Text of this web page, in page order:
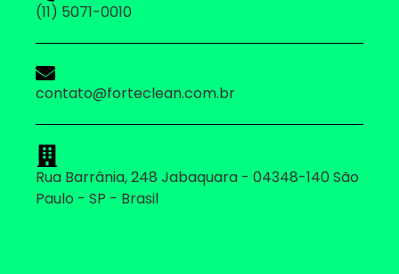
(11) 5071-0010
contato@forteclean.com.br
Rua Barrânia, 248 Jabaquara - 04348-140 São
Paulo - SP - Brasil